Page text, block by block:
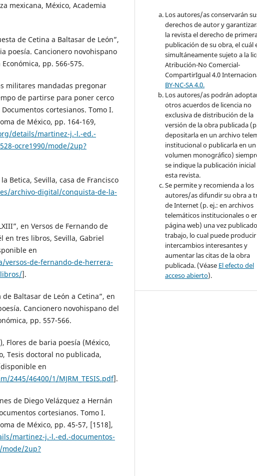
mexicana, México, Academia
de Cetina a Baltasar de León”,
poesía. Cancionero novohispano
pp. 566-575.
militares mandadas pregonar
de partirse para poner cerco
cortesianos. Tomo I.
de México, pp. 164-169,
details/martinez-j.-l.-ed.-
ocre1990/mode/2up?
Betica, Sevilla, casa de Francisco
archivo-digital/conquista-de-la-
en Versos de Fernando de
en tres libros, Sevilla, Gabriel
en
de-fernando-de-herrera-
].
Baltasar de León a Cetina”, en
Cancionero novohispano del
pp. 557-566.
Flores de baria poesía (México,
Tesis doctoral no publicada,
en
46400/1/MJRM_TESIS.pdf].
de Diego Velázquez a Hernán
cortesianos. Tomo I.
de México, pp. 45-57, [1518],
martinez-j.-l.-ed.-documentos-
mode/2up?
Los autores/as conservarán
derechos de autor y
la revista el derecho de
publicación de su obra, el cuál
simultáneamente sujeto a la
Atribución-No Comercial-
CompartirIgual 4.0
BY-NC-SA 4.0.
Los autores/as podrán
otros acuerdos de licencia no
exclusiva de distribución de la
versión de la obra publicada
depositarla en un archivo
institucional o publicarla en un
volumen monográfico)
se indique la publicación inicial
esta revista.
Se permite y recomienda a los
autores/as difundir su obra a
de Internet (p. ej.: en archivos
telemáticos institucionales o
página web) una vez
trabajo, lo cual puede producir
intercambios interesantes y
aumentar las citas de la obra
publicada. (Véase El efecto del
acceso abierto).